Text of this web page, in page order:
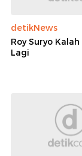
detikNews
Roy Suryo
Lagi